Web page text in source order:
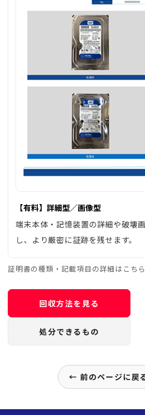
【有料】詳細型／画像型
端末本体・記憶装置の詳細や破壊
し、より厳密に証跡を残せます。
証明書の種類・記載項目の詳細はこちら
回収方法を見る
処分できるもの
← 前のページに戻